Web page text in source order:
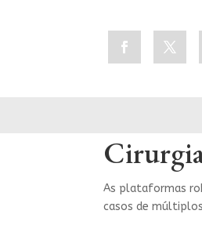
As plataformas
casos de